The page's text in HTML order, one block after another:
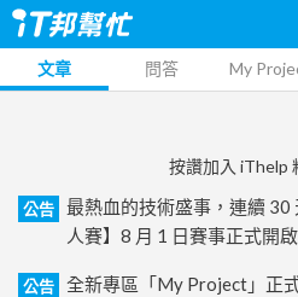
文章 問答 My
按讚加入 iThelp
公告
最熱血的技術盛事，連續
人賽】8 月 1 日賽事正式開啟
公告
全新專區「My Project」正